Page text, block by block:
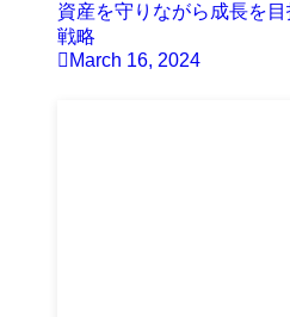
資産を守りながら成長を
戦略
March 16, 2024